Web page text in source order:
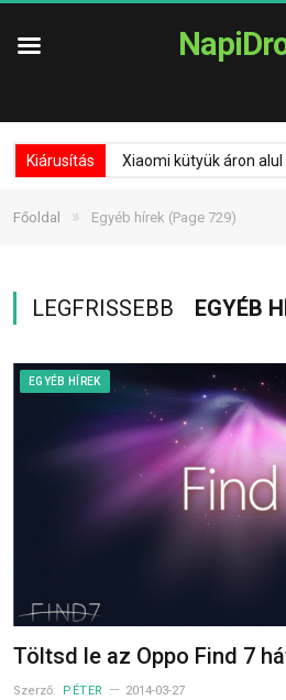
Kiárusítás Xiaomi kütyük áron alul
Főoldal » Egyéb hírek (Page 729)
LEGFRISSEBB EGYÉB
EGYÉB HÍREK
Töltsd le az Oppo Find 7
Szerző: PÉTER 2014-03-27